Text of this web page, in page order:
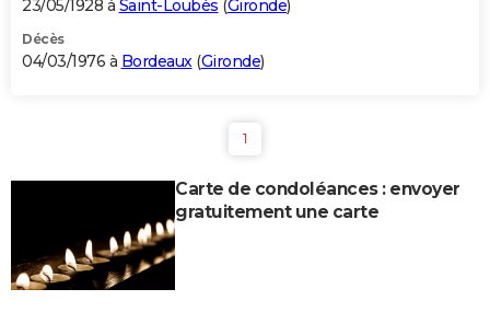
23/05/1928 à Saint-Loubès (Gironde)
Décès
04/03/1976 à Bordeaux(Gironde)
1
Carte de condoléances : envoyer
gratuitement une carte